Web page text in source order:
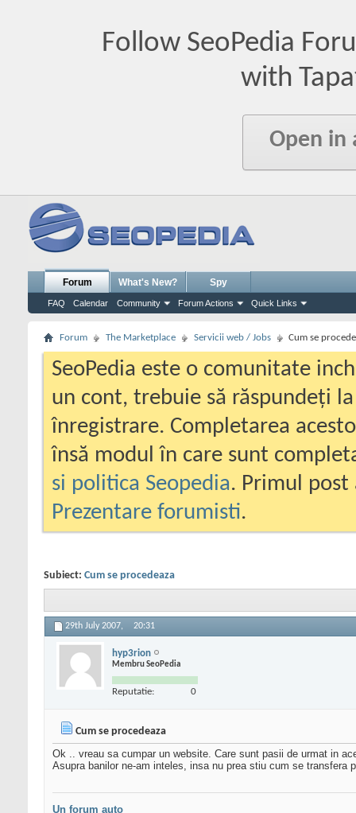
Follow SeoPedia
with
Open in
Forum
FAQ Calendar Community Forum Actions Quick Links
What's New? Spy
Forum The Marketplace Servicii web / Jobs Cum se
SeoPedia este o comunitate
un cont, trebuie să răspundeți
înregistrare. Completarea
însă modul în care sunt
si politica Seopedia. Primul
Prezentare forumisti.
Subiect: Cum se procedeaza
29th July 2007, 20:31
hyp3rion
Membru SeoPedia
Reputatie: 0
Cum se procedeaza
Ok .. vreau sa cumpar un website. Care sunt pasii de urmat in
Asupra banilor ne-am inteles, insa nu prea stiu cum se transfera
Un forum auto